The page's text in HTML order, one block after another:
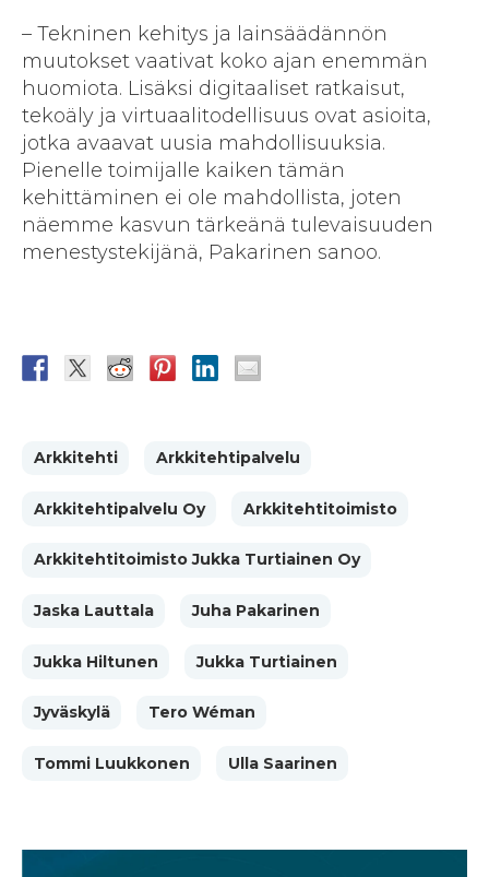
– Tekninen kehitys ja lainsäädännön
muutokset vaativat koko ajan enemmän
huomiota. Lisäksi digitaaliset ratkaisut,
tekoäly ja virtuaalitodellisuus ovat asioita,
jotka avaavat uusia mahdollisuuksia.
Pienelle toimijalle kaiken tämän
kehittäminen ei ole mahdollista, joten
näemme kasvun tärkeänä tulevaisuuden
menestystekijänä, Pakarinen sanoo.
Arkkitehti Arkkitehtipalvelu
Arkkitehtipalvelu Oy Arkkitehtitoimisto
Arkkitehtitoimisto Jukka Turtiainen Oy
Jaska Lauttala Juha Pakarinen
Jukka Hiltunen Jukka Turtiainen
Jyväskylä Tero Wéman
Tommi Luukkonen Ulla Saarinen